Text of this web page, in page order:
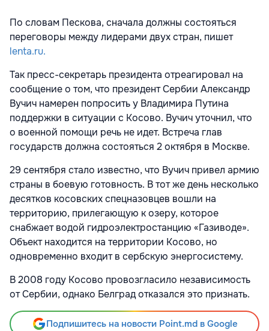
По словам Пескова, сначала должны состояться
переговоры между лидерами двух стран, пишет
lenta.ru.
Так пресс-секретарь президента отреагировал на
сообщение о том, что президент Сербии Александр
Вучич намерен попросить у Владимира Путина
поддержки в ситуации с Косово. Вучич уточнил, что
о военной помощи речь не идет. Встреча глав
государств должна состояться 2 октября в Москве.
29 сентября стало известно, что Вучич привел армию
страны в боевую готовность. В тот же день несколько
десятков косовских спецназовцев вошли на
территорию, прилегающую к озеру, которое
снабжает водой гидроэлектростанцию «Газиводе».
Объект находится на территории Косово, но
одновременно входит в сербскую энергосистему.
В 2008 году Косово провозгласило независимость
от Сербии, однако Белград отказался это признать.
Подпишитесь на новости Point.md в Google